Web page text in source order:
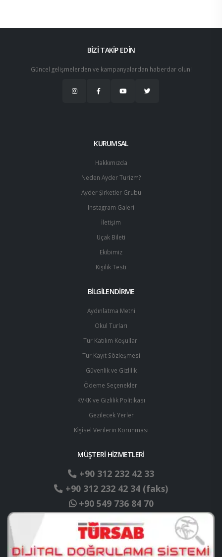
BİZİ TAKİP EDİN
Güncel gelişmelerden ve kampanyalardan haberdar olun!
KURUMSAL
Hakkımızda
Neden Ayder Turizm?
Ayder Şirketler Grubu
Instagram Galeri
İletişim
Uçak Bileti
Ekibimiz
Kişilik Testi
BİLGİLENDİRME
Aydınlatma Metni
Okul Turları
Tur Katılım Koşulları
Tur Kayıt Sözleşmesi
Güvenlik ve Gizlilik
Ödeme Seçenekleri
KVKK ve Gizlilik Politikası
Gezilecek Yerler
Ki̇şi̇sel Verilerin Korunması
MÜŞTERİ HİZMETLERİ
+90 312 232 42 33
+90 312 232 42 34 (faks)
+90 549 736 84 70